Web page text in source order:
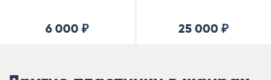
6 000 ₽ 25 000 ₽